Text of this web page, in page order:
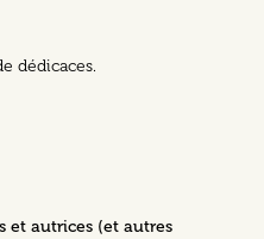
dédicaces.
et autrices (et autres